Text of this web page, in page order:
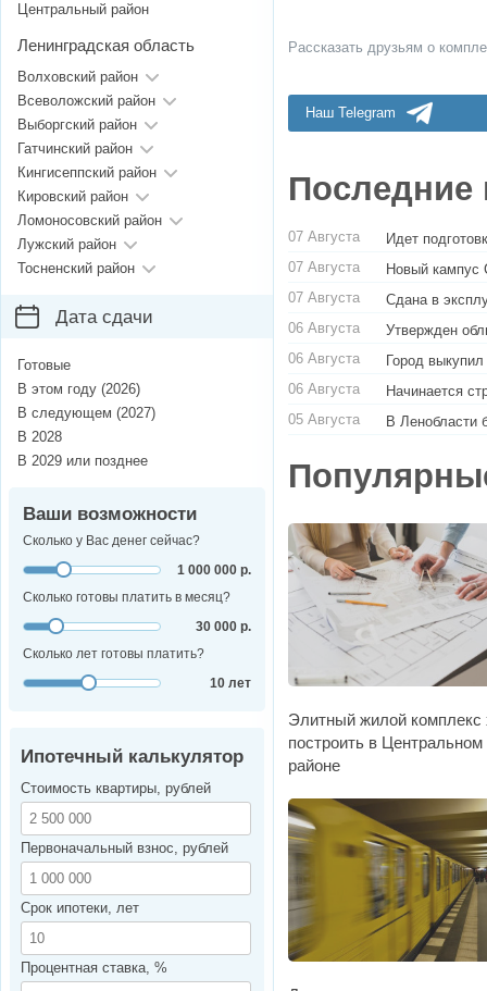
Рассказать друзьям о
Наш Telegram
Последние
07 Августа
Идет
07 Августа
Новый кампус
07 Августа
Сдана в
06 Августа
Утвержден
06 Августа
Город
06 Августа
Начинается
05 Августа
В Ленобласти
Элитный жилой комплекс
построить в Центральном
районе
Центральный район
Ленинградская область
Волховский район
Всеволожский район
Выборгский район
Гатчинский район
Кингисеппский район
Кировский район
Ломоносовский район
Лужский район
Тосненский район
Дата сдачи
Готовые
В этом году (2026)
В следующем (2027)
В 2028
В 2029 или позднее
Ваши возможности
Сколько у Вас денег сейчас?
1 000 000 р.
Сколько готовы платить в месяц?
30 000 р.
Сколько лет готовы платить?
10 лет
Ипотечный калькулятор
Стоимость квартиры, рублей
Первоначальный взнос, рублей
Срок ипотеки, лет
Процентная ставка, %